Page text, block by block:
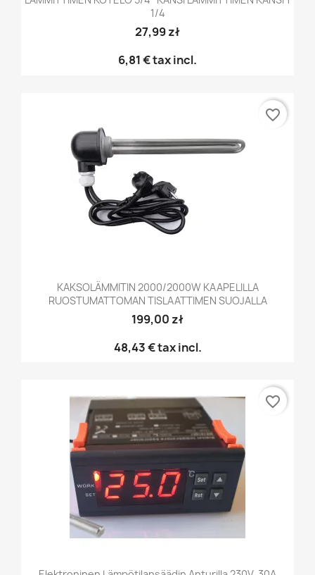
1/4
27,99 zł
6,81 €tax incl.
KAKSOLÄMMITIN 2000/2000W KAAPELILLA
RUOSTUMATTOMAN TISLAATTIMEN SUOJALLA
199,00 zł
48,43 €tax incl.
favorite_border
favorite_border